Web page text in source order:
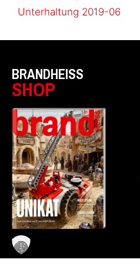
Unterhaltung 2019-06
BRANDHEISS
SHOP